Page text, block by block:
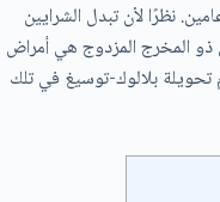
نظرًا لأن تبدل الشرايين
ذو المخرج المزدوج هي أمراض
بلالوك-توسيغ في تلك